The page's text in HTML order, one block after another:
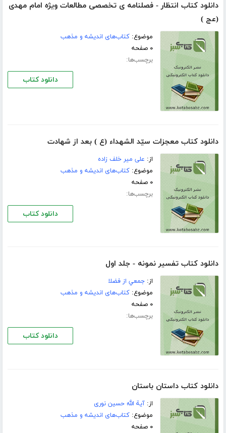
دانلود کتاب انتظار - فصلنامه ى تخصصى مطالعات ويژه امام مهدى
(عج )
موضوع:کتاب‌های اندیشه و مذهب
۰ صفحه
برچسب‌ها:
دانلود کتاب
دانلود کتاب معجزات سيّد الشهداء (ع ) بعد از شهادت
از: على مير خلف زاده
موضوع:کتاب‌های اندیشه و مذهب
۰ صفحه
برچسب‌ها:
دانلود کتاب
دانلود کتاب تفسير نمونه - جلد اول
از:جمعي از فضلا
موضوع:کتاب‌های اندیشه و مذهب
۰ صفحه
برچسب‌ها:
دانلود کتاب
دانلود کتاب داستان باستان
از:آية الله حسين نورى
موضوع:کتاب‌های اندیشه و مذهب
۰ صفحه